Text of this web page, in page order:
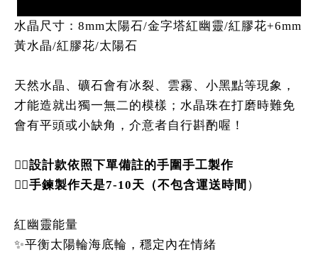
水晶尺寸：8mm太陽石/金字塔紅幽靈/紅膠花+6mm
黃水晶/紅膠花/太陽石
天然水晶、礦石會有冰裂、雲霧、小黑點等現象，
才能造就出獨一無二的模樣；水晶珠在打磨時難免
會有平頭或小缺角，介意者自行斟酌喔！
👉🏻設計款依照下單備註的手圍手工製作
👉🏻手鍊製作天是7-10天（不包含運送時間 ）
紅幽靈能量
✨平衡太陽輪海底輪，穩定內在情緒